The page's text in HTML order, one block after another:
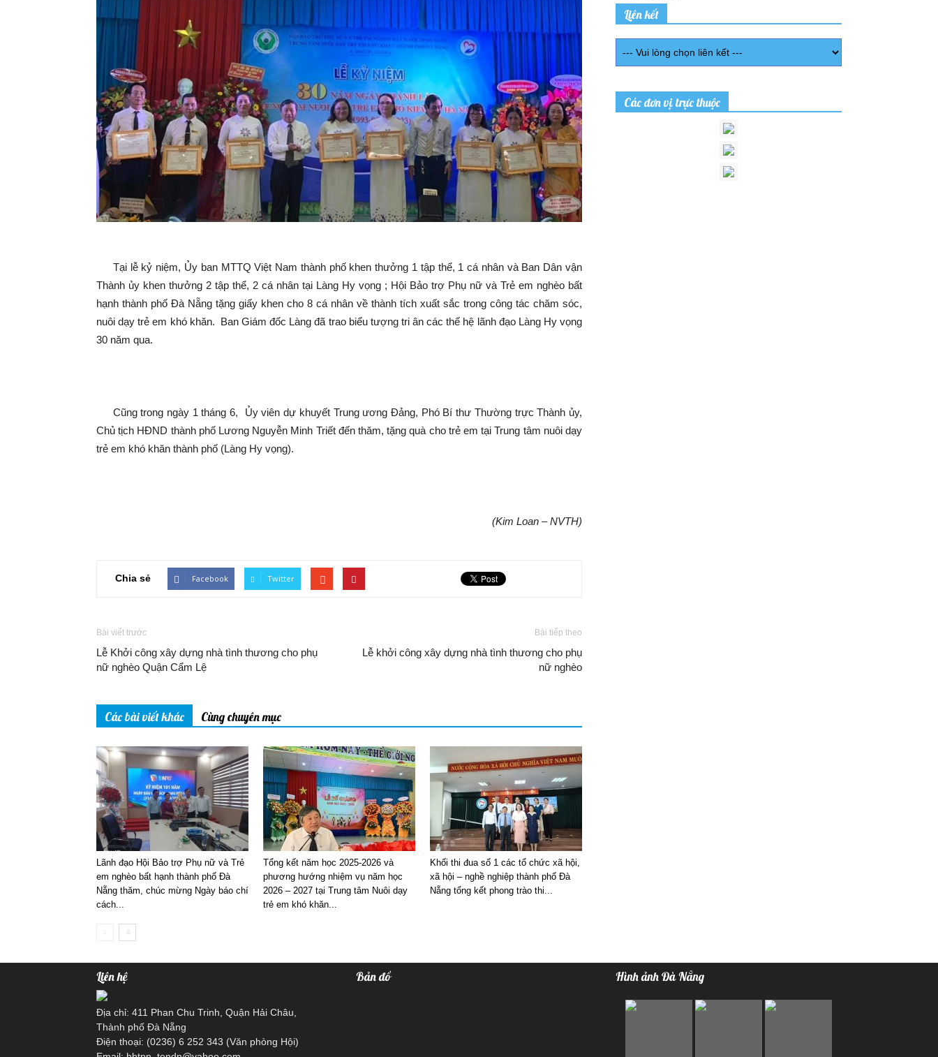
Tại lễ kỷ niệm, Ủy ban MTTQ Việt Nam thành phố khen thưởng 1 tập thể, 1 cá nhân và Ban Dân vận
Thành ủy khen thưởng 2 tập thể, 2 cá nhân tại Làng Hy vọng ; Hội Bảo trợ Phụ nữ và Trẻ em nghèo bất
hạnh thành phố Đà Nẵng tặng giấy khen cho 8 cá nhân về thành tích xuất sắc trong công tác chăm sóc,
nuôi dạy trẻ em khó khăn. Ban Giám đốc Làng đã trao biểu tượng tri ân các thế hệ lãnh đạo Làng Hy vọng
30 năm qua.
Cũng trong ngày 1 tháng 6, Ủy viên dự khuyết Trung ương Đảng, Phó Bí thư Thường trực Thành ủy,
Chủ tịch HĐND thành phố Lương Nguyễn Minh Triết đến thăm, tặng quà cho trẻ em tại Trung tâm nuôi dạy
trẻ em khó khăn thành phố (Làng Hy vọng).
(Kim Loan – NVTH)
Chia sẻ Facebook Twitter
Bài viết trước
Lễ Khởi công xây dựng nhà tình thương cho phụ
nữ nghèo Quận Cẩm Lệ
Bài tiếp theo
Lễ khởi công xây dựng nhà tình thương cho phụ
nữ nghèo
Các bài viết khác Cùng chuyên mục
Lãnh đạo Hội Bảo trợ Phụ nữ và Trẻ
em nghèo bất hạnh thành phố Đà
Nẵng thăm, chúc mừng Ngày báo chí
cách...
Tổng kết năm học 2025-2026 và
phương hướng nhiệm vụ năm học
2026 – 2027 tại Trung tâm Nuôi dạy
trẻ em khó khăn...
Khối thi đua số 1 các tổ chức xã hội,
xã hội – nghề nghiệp thành phố Đà
Nẵng tổng kết phong trào thi...
Liên kết
Các đơn vị trực thuộc
Liên hệ
Địa chỉ: 411 Phan Chu Trinh, Quận Hải Châu,
Thành phố Đà Nẵng
Điện thoại: (0236) 6 252 343 (Văn phòng Hội)
Bản đồ Hình ảnh Đà Nẵng